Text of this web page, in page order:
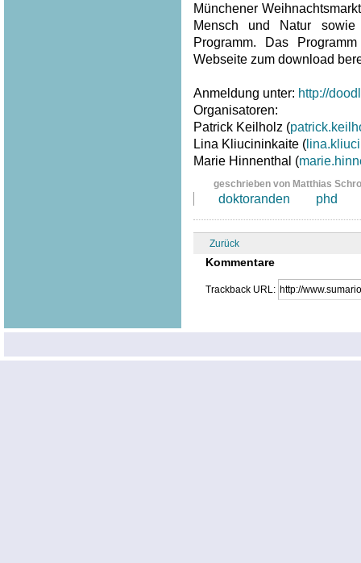
Münchener
Mensch und Natur
Programm. Das
Webseite zum download
Anmeldung unter: http://
Organisatoren:
Patrick Keilholz (
Lina Kliucininkaite (
Marie Hinnenthal (
geschrieben von Matthias
doktoranden phd
Zurück
Kommentare
Trackback URL: